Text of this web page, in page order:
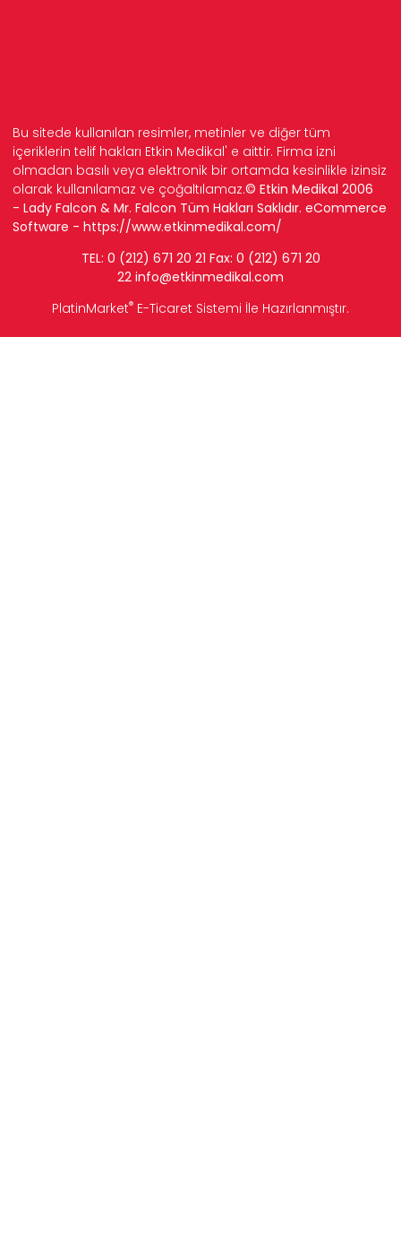
Bu sitede kullanılan resimler, metinler ve diğer tüm
içeriklerin telif hakları Etkin Medikal' e aittir. Firma izni
olmadan basılı veya elektronik bir ortamda kesinlikle izinsiz
olarak kullanılamaz ve çoğaltılamaz.© Etkin Medikal 2006
- Lady Falcon & Mr. Falcon Tüm Hakları Saklıdır. eCommerce
Software - https://www.etkinmedikal.com/
TEL: 0 (212) 671 20 21 Fax: 0 (212) 671 20
22 info@etkinmedikal.com
PlatinMarket® E-Ticaret Sistemi İle Hazırlanmıştır.